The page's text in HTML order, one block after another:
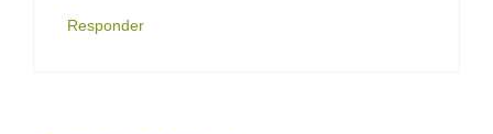
Responder